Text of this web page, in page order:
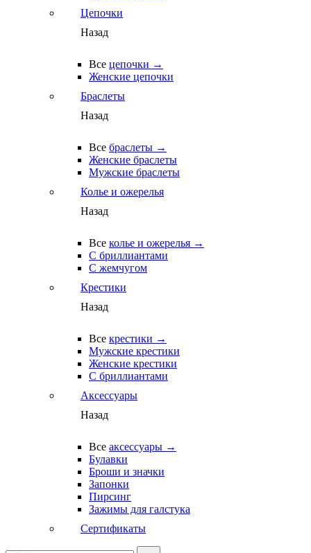
Цепочки
Назад
Все цепочки →
Женские цепочки
Браслеты
Назад
Все браслеты →
Женские браслеты
Мужские браслеты
Колье и ожерелья
Назад
Все колье и ожерелья →
С бриллиантами
С жемчугом
Крестики
Назад
Все крестики →
Мужские крестики
Женские крестики
С бриллиантами
Аксессуары
Назад
Все аксессуары →
Булавки
Броши и значки
Запонки
Пирсинг
Зажимы для галстука
Сертификаты